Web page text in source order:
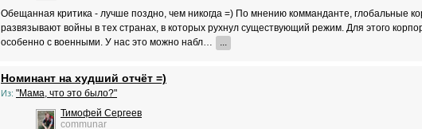
Обещанная критика - лучше поздно, чем никогда =) По мнению комманданте, глобальные
развязывают войны в тех странах, в которых рухнул существующий режим. Для этого
особенно с военными. У нас это можно набл…
...
Номинант на худший отчёт =)
Из: "Мама, что это было?"
Тимофей Сергеев
communar